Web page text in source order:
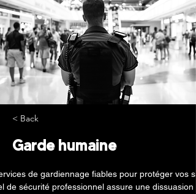
< Back
Garde humaine
de gardiennage fiables pour protéger vos
de sécurité professionnel assure une